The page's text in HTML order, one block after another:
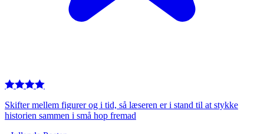
Skifter mellem figurer og i tid, så læseren er i stand til at stykke
historien sammen i små hop fremad